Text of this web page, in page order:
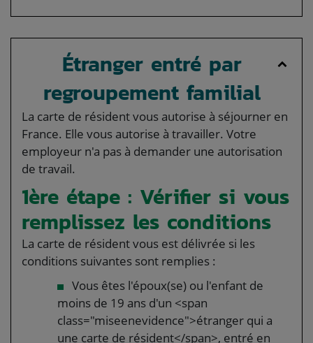
Étranger entré par
regroupement familial
La carte de résident vous autorise à séjourner en
France. Elle vous autorise à travailler. Votre
employeur n'a pas à demander une autorisation
de travail.
1ère étape : Vérifier si vous
remplissez les conditions
La carte de résident vous est délivrée si les
conditions suivantes sont remplies :
Vous êtes l'époux(se) ou l'enfant de
moins de 19 ans d'un <span
class="miseenevidence">étranger qui a
une carte de résident</span>, entré en